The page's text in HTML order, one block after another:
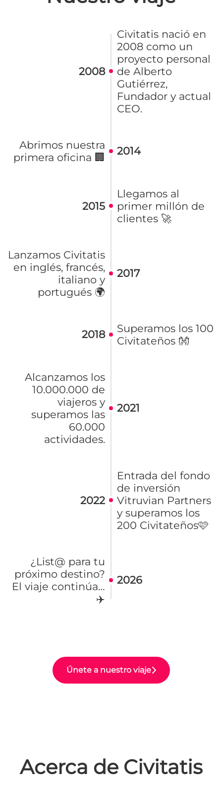
2008
Civitatis nació en
2008 como un
proyecto personal
de Alberto
Gutiérrez,
Fundador y actual
CEO.
Abrimos nuestra
primera oficina 🏢
2014
2015
Llegamos al
primer millón de
clientes 🚀
Lanzamos Civitatis
en inglés, francés,
italiano y
portugués 🌍
2017
2018
Superamos los 100
Civitateños 👐
Alcanzamos los
10.000.000 de
viajeros y
superamos las
60.000
actividades.
2021
2022
Entrada del fondo
de inversión
Vitruvian Partners
y superamos los
200 Civitateños🩷
¿List@ para tu
próximo destino?
El viaje continúa…
✈️
2026
Únete a nuestro viaje
Acerca de Civitatis